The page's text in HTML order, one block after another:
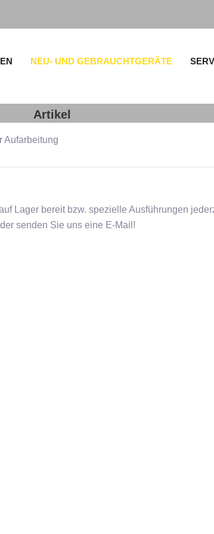
NEU- UND GEBRAUCHTGERÄTE
Artikel
Aufarbeitung
Lager bereit bzw. spezielle Ausführungen
senden Sie uns eine E-Mail!